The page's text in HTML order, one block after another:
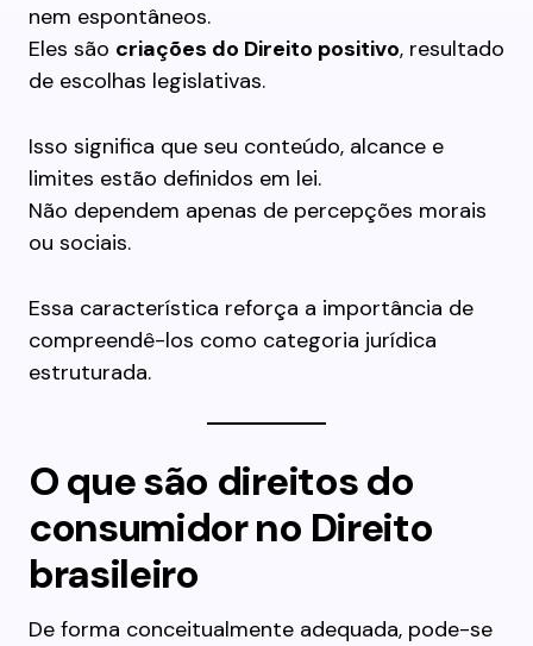
nem espontâneos.
Eles são criações do Direito positivo, resultado
de escolhas legislativas.
Isso significa que seu conteúdo, alcance e
limites estão definidos em lei.
Não dependem apenas de percepções morais
ou sociais.
Essa característica reforça a importância de
compreendê-los como categoria jurídica
estruturada.
O que são direitos do
consumidor no Direito
brasileiro
De forma conceitualmente adequada, pode-se